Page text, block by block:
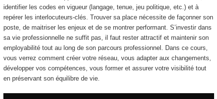
identifier les codes en vigueur (langage, tenue, jeu politique, etc.) et à
repérer les interlocuteurs-clés. Trouver sa place nécessite de façonner son
poste, de maitriser les enjeux et de se montrer performant. S’investir dans
sa vie professionnelle ne suffit pas, il faut rester attractif et maintenir son
employabilité tout au long de son parcours professionnel. Dans ce cours,
vous verrez comment créer votre réseau, vous adapter aux changements,
développer vos compétences, vous former et assurer votre visibilité tout
en préservant son équilibre de vie.